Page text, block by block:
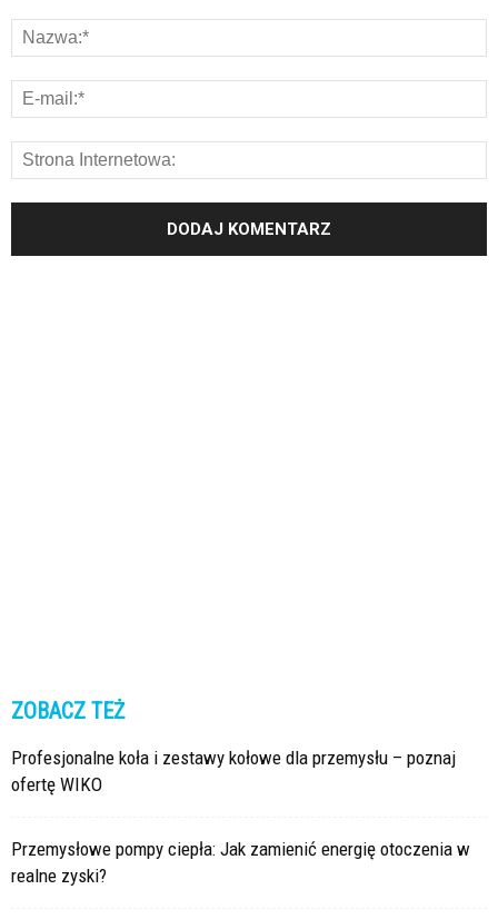
ZOBACZ TEŻ
Profesjonalne koła i zestawy kołowe dla przemysłu – poznaj
ofertę WIKO
Przemysłowe pompy ciepła: Jak zamienić energię otoczenia w
realne zyski?